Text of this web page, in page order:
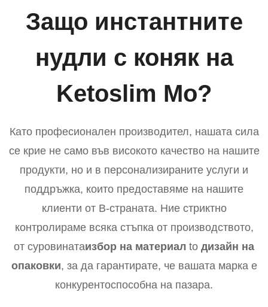
Защо инстантните
нудли с коняк на
Ketoslim Mo?
Като професионален производител, нашата сила
се крие не само във високото качество на нашите
продукти, но и в персонализираните услуги и
поддръжка, които предоставяме на нашите
клиенти от B-страната. Ние стриктно
контролираме всяка стъпка от производството,
от суровинатаизбор на материал to дизайн на
опаковки, за да гарантирате, че вашата марка е
конкурентоспособна на пазара.